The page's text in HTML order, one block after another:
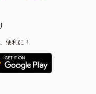
便利に！